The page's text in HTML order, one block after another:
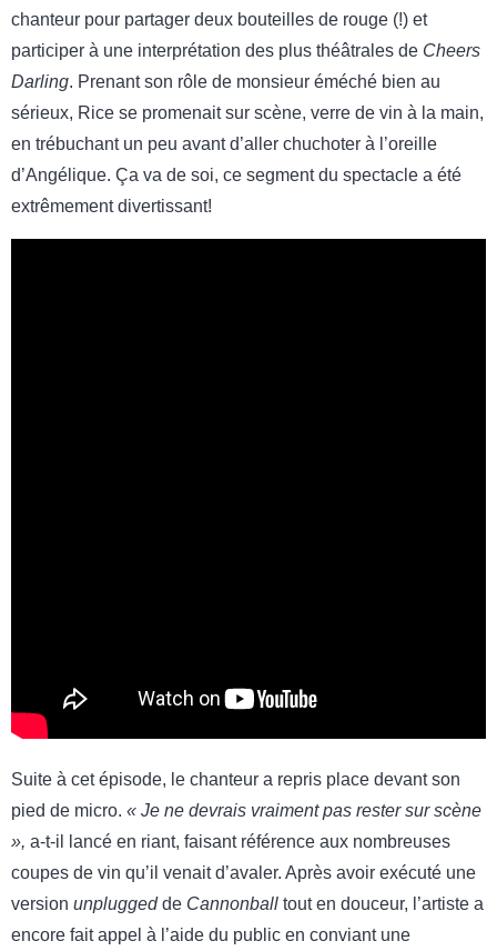
chanteur pour partager deux bouteilles de rouge (!) et
participer à une interprétation des plus théâtrales de Cheers
Darling. Prenant son rôle de monsieur éméché bien au
sérieux, Rice se promenait sur scène, verre de vin à la main,
en trébuchant un peu avant d’aller chuchoter à l’oreille
d’Angélique. Ça va de soi, ce segment du spectacle a été
extrêmement divertissant!
Suite à cet épisode, le chanteur a repris place devant son
pied de micro. « Je ne devrais vraiment pas rester sur scène
», a-t-il lancé en riant, faisant référence aux nombreuses
coupes de vin qu’il venait d’avaler. Après avoir exécuté une
version unpluggedde Cannonball tout en douceur, l’artiste a
encore fait appel à l’aide du public en conviant une